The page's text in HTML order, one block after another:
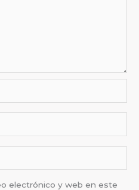
electrónico y web en este